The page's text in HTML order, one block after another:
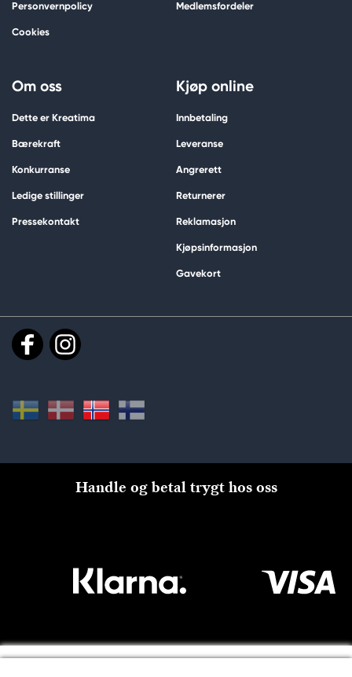
Personvernpolicy
Cookies
Medlemsfordeler
Om oss
Dette er Kreatima
Bærekraft
Konkurranse
Ledige stillinger
Pressekontakt
Kjøp online
Innbetaling
Leveranse
Angrerett
Returnerer
Reklamasjon
Kjøpsinformasjon
Gavekort
Handle og betal trygt hos oss